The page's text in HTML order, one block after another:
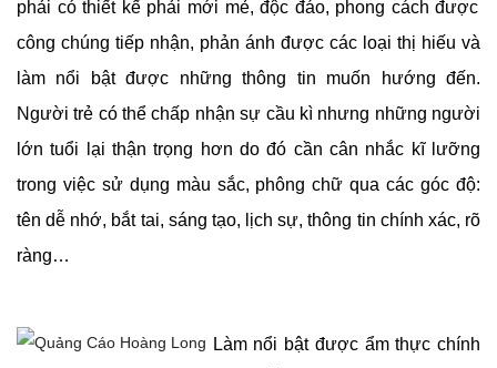
phải có thiết kế phải mới mẻ, độc đáo, phong cách được
công chúng tiếp nhận, phản ánh được các loại thị hiếu và
làm nổi bật được những thông tin muốn hướng đến.
Người trẻ có thể chấp nhận sự cầu kì nhưng những người
lớn tuổi lại thận trọng hơn do đó cần cân nhắc kĩ lưỡng
trong việc sử dụng màu sắc, phông chữ qua các góc độ:
tên dễ nhớ, bắt tai, sáng tạo, lịch sự, thông tin chính xác, rõ
ràng…
Làm nổi bật được ẩm thực chính